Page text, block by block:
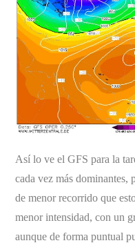
Así lo ve el GFS para la
cada vez más
de menor recorrido que
menor intensidad, con un
aunque de forma puntual